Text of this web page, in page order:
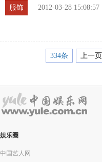
服饰 2012-03-28 15:08:57
334条 上一页
娱乐圈
中国艺人网